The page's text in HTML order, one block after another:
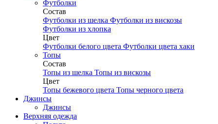
Футболки
Состав
Футболки из шелка Футболки из вискозы
Футболки из хлопка
Цвет
Футболки белого цвета Футболки цвета хаки
Топы
Состав
Топы из шелка Топы из вискозы
Цвет
Топы бежевого цвета Топы черного цвета
Джинсы
Джинсы
Верхняя одежда